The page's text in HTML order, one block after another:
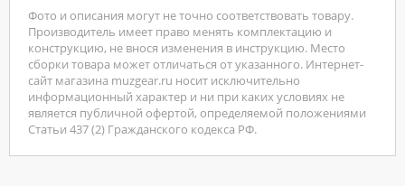
Фото и описания могут не точно соответствовать товару.
Производитель имеет право менять комплектацию и
конструкцию, не внося изменения в инструкцию. Место
сборки товара может отличаться от указанного. Интернет-
сайт магазина muzgear.ru носит исключительно
информационный характер и ни при каких условиях не
является публичной офертой, определяемой положениями
Статьи 437 (2) Гражданского кодекса РФ.